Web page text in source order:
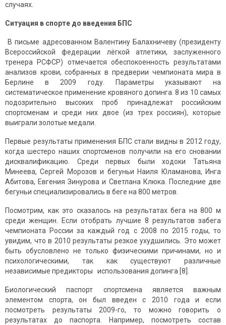
случаях.
Ситуация в спорте до введения БПС
В письме адресованном Валентину Балахничеву (президенту
Всероссийской федерации лёгкой атлетики, заслуженного
тренера РСФСР) отмечается обеспокоенность результатами
анализов крови, собранных в предверии чемпионата мира в
Берлине в 2009 году. Параметры указывают на
систематическое применение кровяного допинга. 8 из 10 самых
подозрительно высоких проб принадлежат российским
спортсменам и среди них двое (из трех россиян), которые
выиграли золотые медали.
Первые результаты применения БПС стали видны в 2012 году,
когда шестеро наших спортсменов получили на его сновании
дисквалификацию. Среди первых были ходоки Татьяна
Минеева, Сергей Морозов и бегуньи Наиля Юламанова, Инга
Абитова, Евгения Зинурова и Светлана Клюка. Последние две
бегуньи специализировались в беге на 800 метров.
Посмотрим, как это сказалось на результатах бега на 800 м
среди женщин. Если отобрать лучшие 8 результатов забега
чемпионата России за каждый год с 2008 по 2015 годы, то
увидим, что в 2010 результаты резкое ухудшились. Это может
быть обусловлено не только физическими причинами, но и
психологическими, так как существуют различные
независимые предикторы использования допинга [8].
Биологический паспорт спортсмена является важным
элементом спорта, он был введен с 2010 года и если
посмотреть результаты 2009-го, то можно говорить о
результатах до паспорта. Например, посмотреть состав